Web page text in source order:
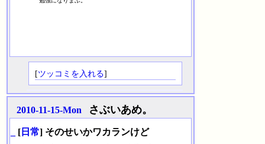
[ツッコミを入れる]
2010-11-15-Mon さぶいあめ。
[ 日常] そのせいかワカランけど